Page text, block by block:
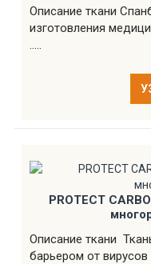
Описание ткани
изготовления
.....
PROTECT
Описание ткани
барьером от вирусов